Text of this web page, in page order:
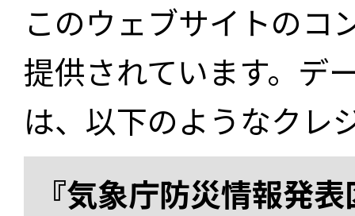
このウェブサイトのコ
提供されています。デ
は、以下のようなクレ
『気象庁防災情報発